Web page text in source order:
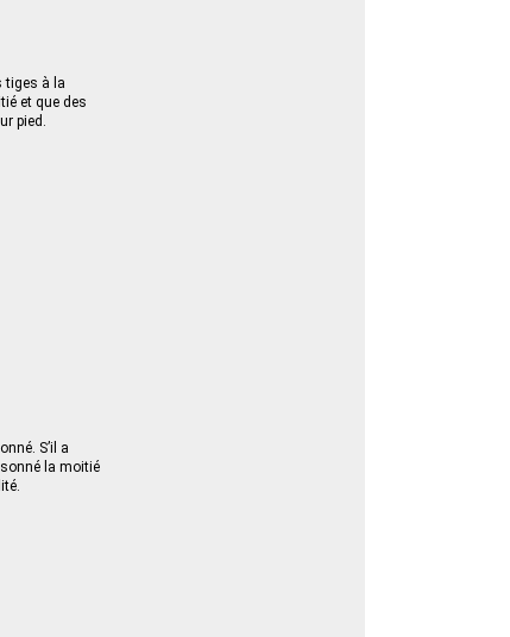
tiges à la
et que des
pied.
S’il a
la moitié